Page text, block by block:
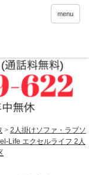
menu
> 2人掛けソファ・ラブソ
Life エクセルライフ 2人